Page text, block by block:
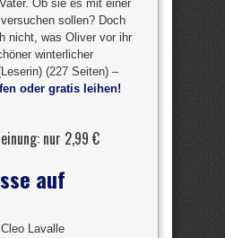
Ob sie es mit einer
sollen? Doch
nicht, was Oliver vor ihr
winterlicher
(227 Seiten) –
oder gratis leihen!
nur 2,99 €
auf
Lavalle